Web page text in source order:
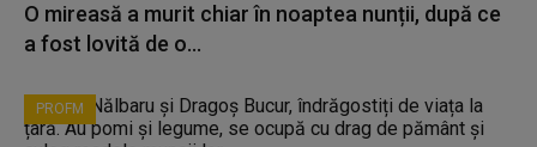
O mireasă a murit chiar în noaptea nunții, după ce
a fost lovită de o...
PROFM